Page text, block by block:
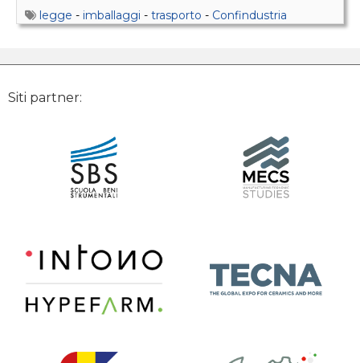
legge - imballaggi - trasporto - Confindustria
Siti partner: